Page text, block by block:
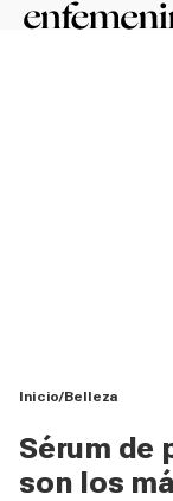
Inicio Belleza
Sérum de
son los